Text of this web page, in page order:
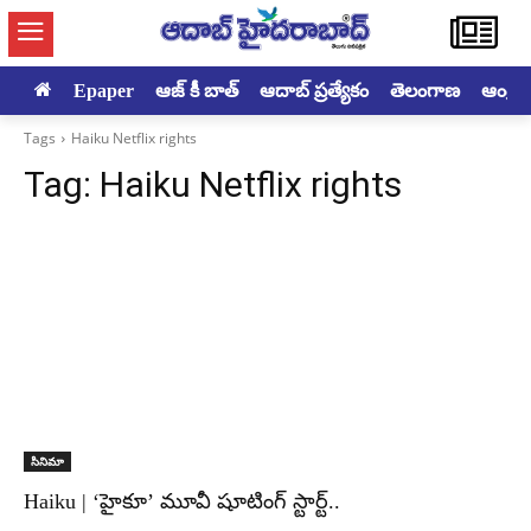
Epaper ఆజ్ కీ బాత్ ఆదాబ్ ప్రత్యేకం తెలంగాణ
Tags Haiku Netflix rights
Tag: Haiku Netflix rights
సినిమా
Haiku | ‘హైకూ’ మూవీ షూటింగ్ స్టార్ట్..